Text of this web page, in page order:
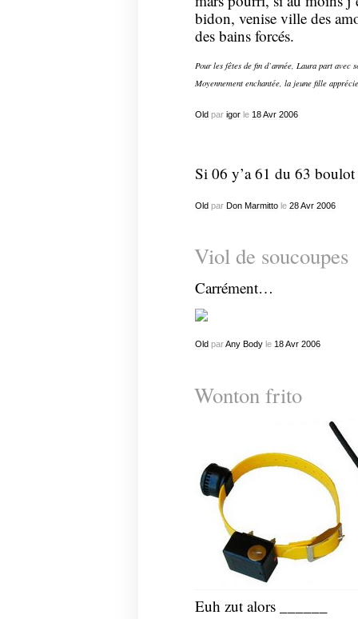
bidon, venise ville des
des bains forcés.
Pour les fêtes de fin d’année, Laura part avec
Moyennement enchantée, la jeune fille
Oldpar igorle 18 Avr 2006
Si 06 y’a 61 du 63
Oldpar Don Marmittole 28 Avr 2006
Viol de soucoupes
Carrément…
OldparAny Bodyle 18 Avr 2006
Wonton frito
Euh zut alors ______